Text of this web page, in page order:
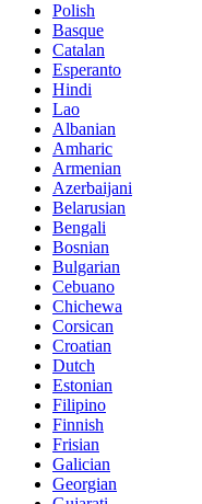
Polish
Basque
Catalan
Esperanto
Hindi
Lao
Albanian
Amharic
Armenian
Azerbaijani
Belarusian
Bengali
Bosnian
Bulgarian
Cebuano
Chichewa
Corsican
Croatian
Dutch
Estonian
Filipino
Finnish
Frisian
Galician
Georgian